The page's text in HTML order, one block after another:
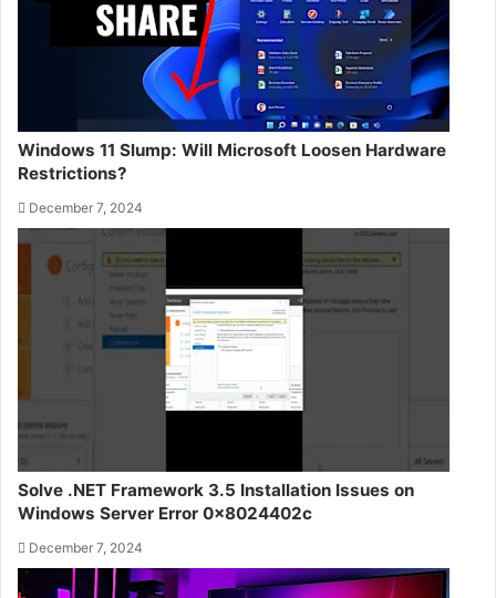
Windows 11 Slump: Will Microsoft Loosen Hardware
Restrictions?
December 7, 2024
Solve .NET Framework 3.5 Installation Issues on
Windows Server Error 0x8024402c
December 7, 2024